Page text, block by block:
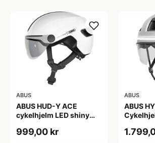
ABUS
ABUS HUD-Y ACE
cykelhjelm LED shiny
999,00 kr
ABUS
ABUS